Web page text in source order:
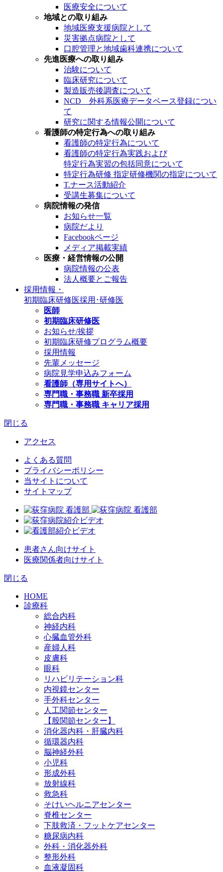
医療安全について
地域との取り組み
地域医療支援病院として
災害拠点病院として
口腔管理と地域歯科連携について
先進医療への取り組み
治験について
臨床研究について
製造販売後調査について
NCD 外科系医療データベース登録につい
て
研究に関する情報公開について
看護師の特定行為への取り組み
看護師の特定行為について
看護師の特定行為実践および
特定行為実習の包括同意について
特定行為研修 指定研修機関の指定について
T.ナース活動紹介
受講生募集について
病院情報の発信
お知らせ一覧
病院だより
Facebookページ
メディア掲載実績
医療・経営情報の公開
病院情報の公表
法人概要とご報告
採用情報・
初期臨床研修医採用･研修医
医師
初期臨床研修医
お知らせ/挨拶
初期臨床研修プログラム概要
採用情報
先輩メッセージ
病院見学申込みフォーム
看護師（専用サイトへ）
専門職・事務職 新卒採用
専門職・事務職 キャリア採用
閉じる
アクセス
よくある質問
プライバシーポリシー
当サイトについて
サイトマップ
患者さん向けサイト
医療関係者向けサイト
閉じる
HOME
診療科
総合内科
神経内科
心臓血管外科
産婦人科
皮膚科
眼科
リハビリテーション科
内視鏡センター
手外科センター
人工関節センター
【股関節センター】
消化器内科・肝臓内科
循環器内科
脳神経外科
小児科
形成外科
放射線科
救急科
そけいヘルニアセンター
脊椎センター
下肢救済・フットケアセンター
糖尿病内科
外科・消化器外科
整形外科
血液凝固科